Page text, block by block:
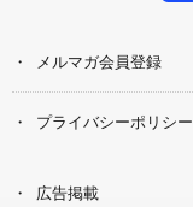
メルマガ会員登録
プライバシーポリシー
広告掲載